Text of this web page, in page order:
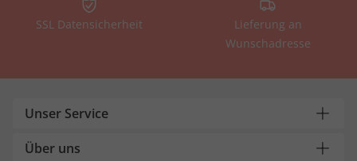
SSL Datensicherheit
Lieferung an
Wunschadresse
Unser Service
Über uns